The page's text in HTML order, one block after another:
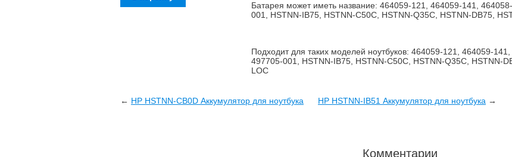
Батарея может иметь название: 464059-121, 464059-141,
001, HSTNN-IB75, HSTNN-C50C, HSTNN-Q35C, HSTNN-DB75,
Подходит для таких моделей ноутбуков: 464059-121, 464059-
497705-001, HSTNN-IB75, HSTNN-C50C, HSTNN-Q35C, HSTNN-
LOC
← HP HSTNN-CB0D Аккумулятор для ноутбука HP HSTNN-IB51 Аккумулятор для ноутбука →
Комментарии